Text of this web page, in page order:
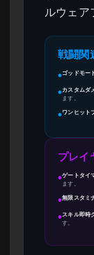
ルウェア
戦闘関
●ゴッドモー
●カスタムダ
ます。
●ワンヒット
プレイ
●ゲートタイ
ます。
●無限スタミ
●スキル即時
す。